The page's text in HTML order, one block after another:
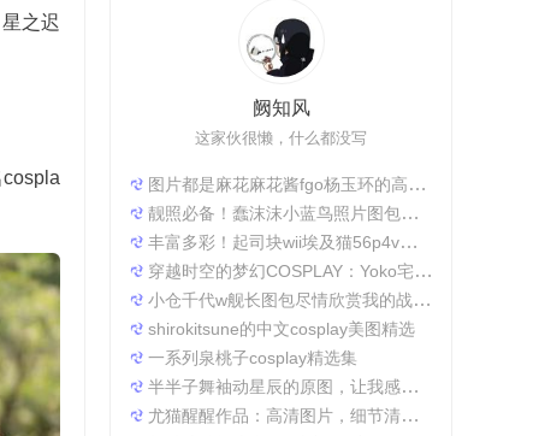
之迟
阙知风
这家伙很懒，什么都没写
图片都是麻花麻花酱fgo杨玉环的高清照片，太好看了
靓照必备！蠢沫沫小蓝鸟照片图包合集
丰富多彩！起司块wii埃及猫56p4v照片精选大集合
穿越时空的梦幻COSPLAY：Yoko宅夏电子档图包
小仓千代w舰长图包尽情欣赏我的战场作品集
shirokitsune的中文cosplay美图精选
一系列泉桃子cosplay精选集
半半子舞袖动星辰的原图，让我感受到了摄影的魅力
尤猫醒醒作品：高清图片，细节清晰展现真实美。